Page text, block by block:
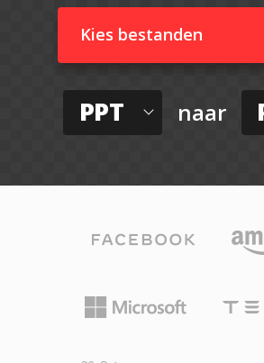
Kies bestanden
PPT naar